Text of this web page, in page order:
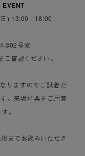
EVENT
) 13:00 - 18:00
302号室
ご確認ください。
りますのでご試着だ
。来場特典をご用意
。
までお読みいただき